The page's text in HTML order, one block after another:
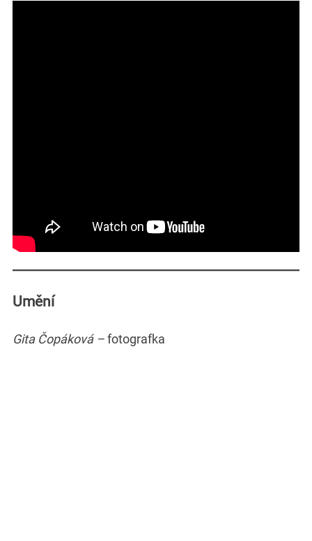
Umění
Gita Čopáková –fotografka